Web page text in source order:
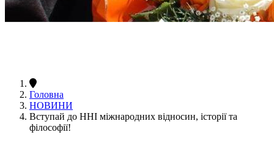
Головна
НОВИНИ
Вступай до ННІ міжнародних відносин, історії та
філософії!